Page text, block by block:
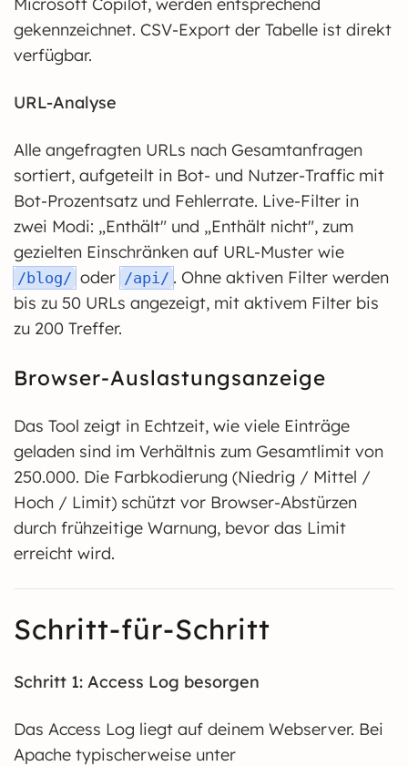
gekennzeichnet. CSV-Export der Tabelle ist direkt
verfügbar.
URL-Analyse
Alle angefragten URLs nach Gesamtanfragen
sortiert, aufgeteilt in Bot- und Nutzer-Traffic mit
Bot-Prozentsatz und Fehlerrate. Live-Filter in
zwei Modi: „Enthält" und „Enthält nicht", zum
gezielten Einschränken auf URL-Muster wie
/blog/ oder /api/ . Ohne aktiven Filter werden
bis zu 50 URLs angezeigt, mit aktivem Filter bis
zu 200 Treffer.
Browser-Auslastungsanzeige
Das Tool zeigt in Echtzeit, wie viele Einträge
geladen sind im Verhältnis zum Gesamtlimit von
250.000. Die Farbkodierung (Niedrig / Mittel /
Hoch / Limit) schützt vor Browser-Abstürzen
durch frühzeitige Warnung, bevor das Limit
erreicht wird.
Schritt-für-Schritt
Schritt 1: Access Log besorgen
Das Access Log liegt auf deinem Webserver. Bei
Apache typischerweise unter